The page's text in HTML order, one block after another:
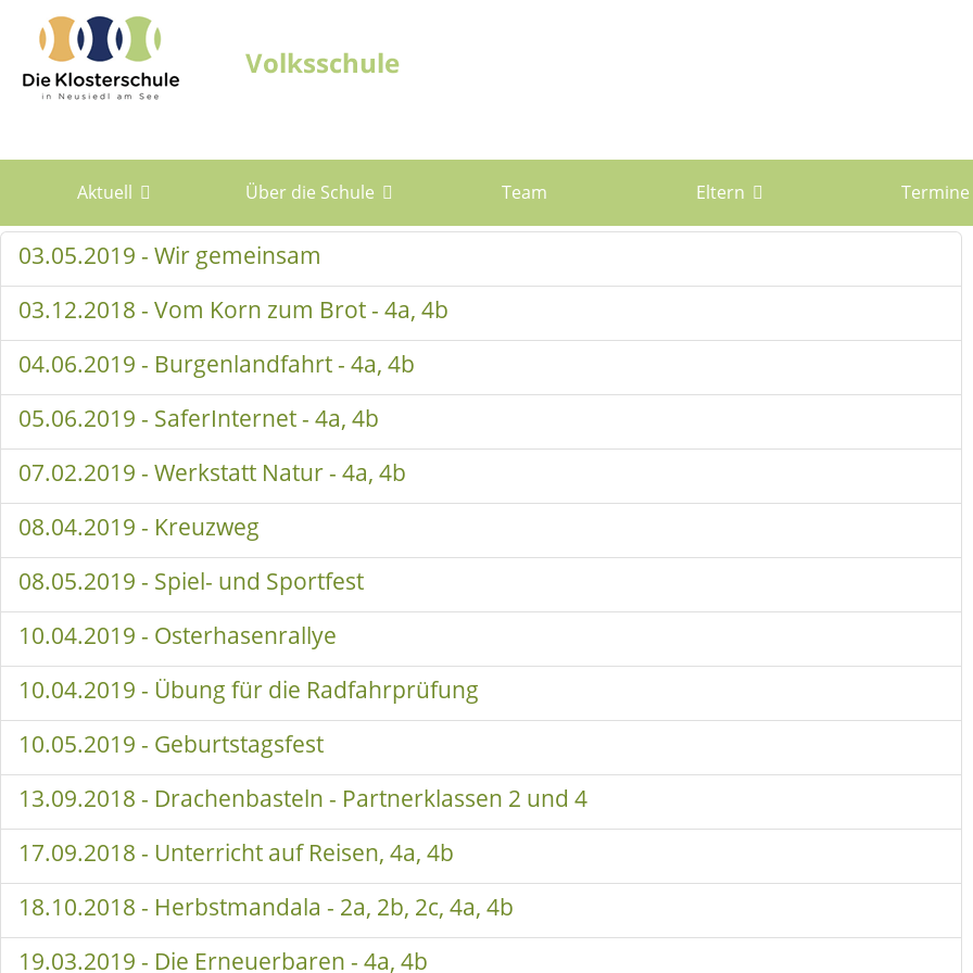
Aktuell Über die Schule Team Eltern Termine
03.05.2019 - Wir gemeinsam
03.12.2018 - Vom Korn zum Brot - 4a, 4b
04.06.2019 - Burgenlandfahrt - 4a, 4b
05.06.2019 - SaferInternet - 4a, 4b
07.02.2019 - Werkstatt Natur - 4a, 4b
08.04.2019 - Kreuzweg
08.05.2019 - Spiel- und Sportfest
10.04.2019 - Osterhasenrallye
10.04.2019 - Übung für die Radfahrprüfung
10.05.2019 - Geburtstagsfest
13.09.2018 - Drachenbasteln - Partnerklassen 2 und 4
17.09.2018 - Unterricht auf Reisen, 4a, 4b
18.10.2018 - Herbstmandala - 2a, 2b, 2c, 4a, 4b
19.03.2019 - Die Erneuerbaren - 4a, 4b